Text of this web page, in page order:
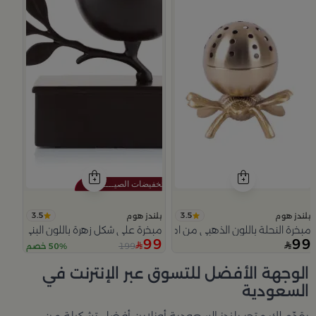
بلندز هوم 3.5
مبخرة النحلة باللون الذهبي من امارا
99
بلندز هوم 3.5
مبخرة على شكل زهرة باللون البني من
99
199 50% خصم
الوجهة الأفضل للتسوق عبر الإنترنت في
السعودية